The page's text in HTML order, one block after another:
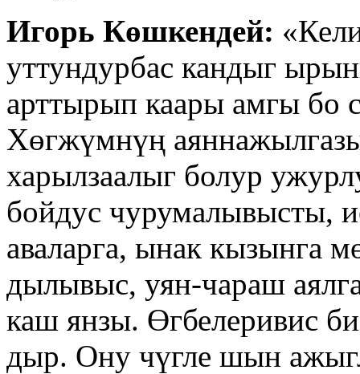
Игорь Көшкендей:
уттундурбас кандыг
арттырып каары амгы бо
Хөгжүмнүң
харылзаалыг болур
бойдус чурумалывысты,
аваларга, ынак кызынга
дылывыс, уян-чараш
каш янзы. Өгбелеривис
дыр. Ону чүгле шын